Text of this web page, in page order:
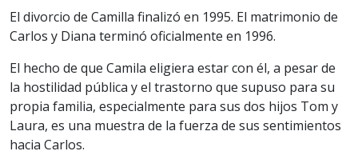
El divorcio de Camilla finalizó en 1995. El matrimonio de
Carlos y Diana terminó oficialmente en 1996.
El hecho de que Camila eligiera estar con él, a pesar de
la hostilidad pública y el trastorno que supuso para su
propia familia, especialmente para sus dos hijos Tom y
Laura, es una muestra de la fuerza de sus sentimientos
hacia Carlos.